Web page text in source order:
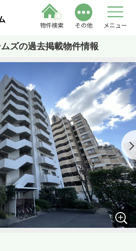
物件検索 その他 メニュー
ズの過去掲載物件情報